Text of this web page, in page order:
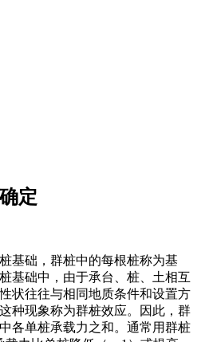
定
基础，群桩中的每根桩称为基
基础中，由于承台、桩、土相互
状往往与相同地质条件和设置方
种现象称为群桩效应。因此，群
各单桩承载力之和。通常用群桩